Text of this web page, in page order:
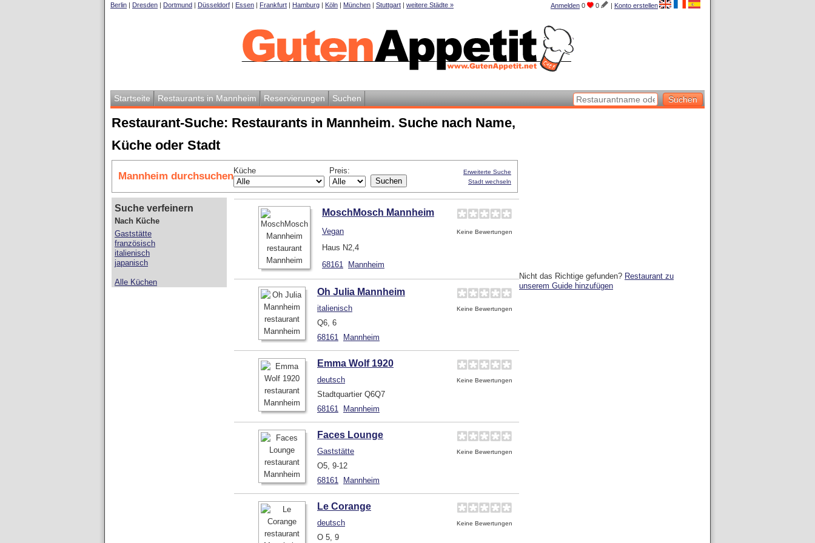
Anmelden 0 0 | Konto erstellen
Berlin | Dresden | Dortmund | Düsseldorf | Essen | Frankfurt | Hamburg | Köln | München | Stuttgart | weitere Städte »
Startseite Restaurants in Mannheim Reservierungen Suchen
Restaurant-Suche: Restaurants in Mannheim. Suche nach Name,
Küche oder Stadt
Mannheim durchsuchenKüche Preis:
Erweiterte Suche
Stadt wechseln
MoschMosch Mannheim
Vegan Keine Bewertungen
Haus N2,4
68161
Mannheim
Oh Julia Mannheim
italienisch Keine Bewertungen
Q6, 6
68161
Mannheim
Emma Wolf 1920
deutsch Keine Bewertungen
Stadtquartier Q6Q7
68161
Mannheim
Faces Lounge
Gaststätte Keine Bewertungen
O5, 9-12
68161
Mannheim
Le Corange
deutsch Keine Bewertungen
O 5, 9
Suche verfeinern
Nach Küche
Gaststätte
französisch
italienisch
japanisch
Alle Küchen
Nicht das Richtige gefunden? Restaurant zu
unserem Guide hinzufügen